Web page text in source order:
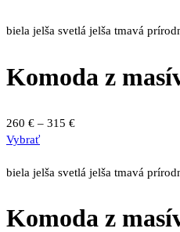
biela jelša svetlá jelša tmavá
Komoda z
260 € – 315 €Price
through
VybraťTento
má
Možnosti
biela jelša svetlá jelša tmavá
Komoda z